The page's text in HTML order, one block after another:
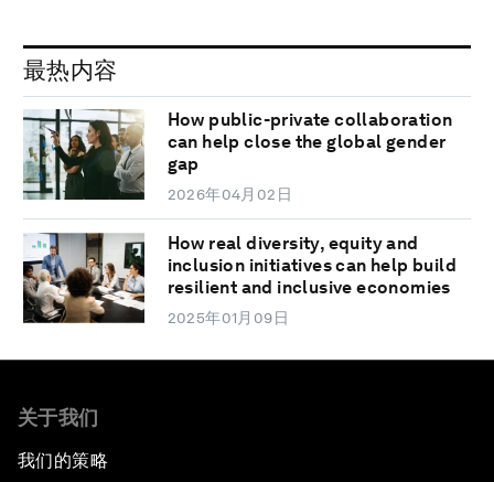
最热内容
How public-private collaboration
can help close the global gender
gap
2026年04月02日
How real diversity, equity and
inclusion initiatives can help build
resilient and inclusive economies
2025年01月09日
关于我们
我们的策略